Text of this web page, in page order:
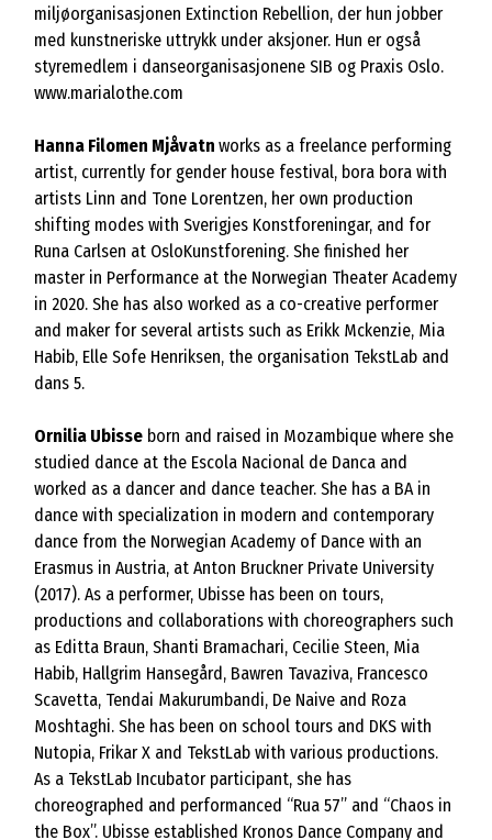
miljøorganisasjonen Extinction Rebellion, der hun jobber
med kunstneriske uttrykk under aksjoner. Hun er også
styremedlem i danseorganisasjonene SIB og Praxis Oslo.
www.marialothe.com
Hanna Filomen Mjåvatnworks as a freelance performing
artist, currently for gender house festival, bora bora with
artists Linn and Tone Lorentzen, her own production
shifting modes with Sverigjes Konstforeningar, and for
Runa Carlsen at OsloKunstforening. She finished her
master in Performance at the Norwegian Theater Academy
in 2020. She has also worked as a co-creative performer
and maker for several artists such as Erikk Mckenzie, Mia
Habib, Elle Sofe Henriksen, the organisation TekstLab and
dans 5.
Ornilia Ubisse born and raised in Mozambique where she
studied dance at the Escola Nacional de Danca and
worked as a dancer and dance teacher. She has a BA in
dance with specialization in modern and contemporary
dance from the Norwegian Academy of Dance with an
Erasmus in Austria, at Anton Bruckner Private University
(2017). As a performer, Ubisse has been on tours,
productions and collaborations with choreographers such
as Editta Braun, Shanti Bramachari, Cecilie Steen, Mia
Habib, Hallgrim Hansegård, Bawren Tavaziva, Francesco
Scavetta, Tendai Makurumbandi, De Naive and Roza
Moshtaghi. She has been on school tours and DKS with
Nutopia, Frikar X and TekstLab with various productions.
As a TekstLab Incubator participant, she has
choreographed and performanced “Rua 57” and “Chaos in
the Box”. Ubisse established Kronos Dance Company and